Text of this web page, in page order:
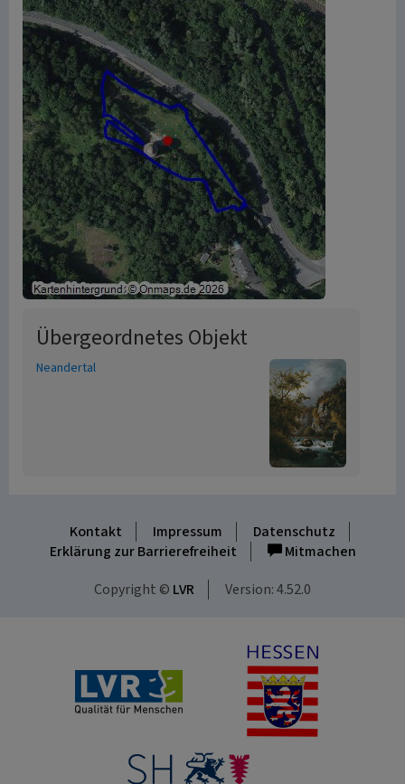
Übergeordnetes Objekt
Neandertal
Kontakt Impressum
Datenschutz
Erklärung zur Barrierefreiheit
Mitmachen
Copyright © LVR Version: 4.52.0